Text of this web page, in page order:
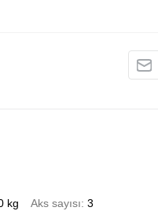
kg Aks sayısı 3